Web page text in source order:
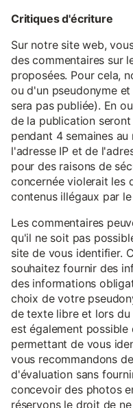
Critiques d'écriture
Sur notre site web,
des commentaires sur
proposées. Pour cela,
ou d'un pseudonyme
sera pas publiée). En
de la publication
pendant 4 semaines
l'adresse IP et de
pour des raisons de
concernée violerait les
contenus illégaux par
Les commentaires
qu'il ne soit pas
site de vous identifier.
souhaitez fournir des
des informations
choix de votre
de texte libre et lors
est également
permettant de vous
vous recommandons
d'évaluation sans
concevoir des photos
réservons le droit de